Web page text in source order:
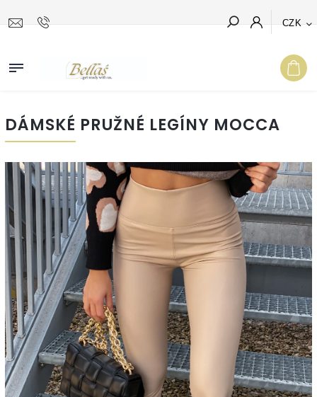
CZK
Hledat
DÁMSKÉ PRUŽNÉ LEGÍNY MOCCA